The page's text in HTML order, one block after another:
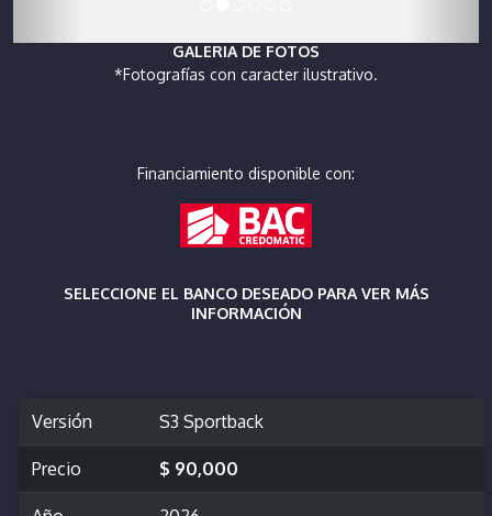
GALERIA DE FOTOS
*Fotografías con caracter ilustrativo.
Financiamiento disponible con:
SELECCIONE EL BANCO DESEADO PARA VER MÁS
INFORMACIÓN
Versión S3 Sportback
Precio $ 90,000